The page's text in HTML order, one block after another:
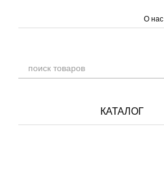
О нас
КАТАЛОГ